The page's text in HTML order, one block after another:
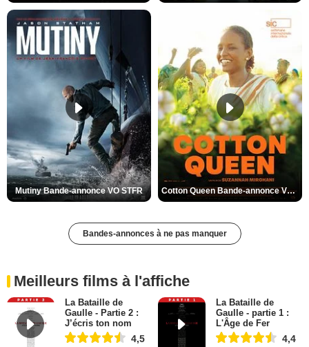
Mutiny Bande-annonce VO STFR Cotton Queen Bande-annonce VO STFR
Bandes-annonces à ne pas manquer
Meilleurs films à l'affiche
La Bataille de
Gaulle - Partie 2 :
J’écris ton nom
4,5
La Bataille de
Gaulle - partie 1 :
L'Âge de Fer
4,4